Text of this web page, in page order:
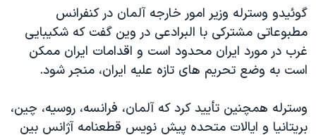
همایش محافظه‌کاران آمریکا «سی‌پک»
صفحه‌های ویژه
سفر پرزیدنت ترامپ به چین
گوئيدو وسترله وزير امور خارجه آلمان در کنفرانس
مطبوعاتی مشترکی با البرادعی در وين گفت که شکيبايی
غرب در مورد ايران محدود است و اقدامات ايران ممکن
است به وضع تحريم های تازه عليه ايران، منجر شود.
وسترله همچنين تأييد کرد که آلمان، فرانسه، روسيه، چين،
بريتانيا و ايالات متحده پيش نويس قطعنامه آژانس بين